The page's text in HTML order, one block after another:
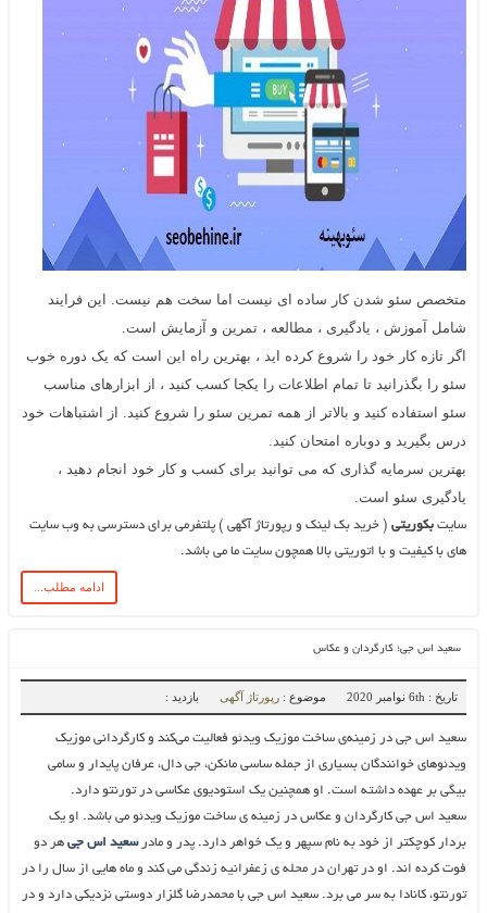
متخصص سئو شدن کار ساده ای نیست اما سخت هم نیست. این فرایند
شامل آموزش ، یادگیری ، مطالعه ، تمرین و آزمایش است.
اگر تازه کار خود را شروع کرده اید ، بهترین راه این است که یک دوره خوب
سئو را بگذرانید تا تمام اطلاعات را یکجا کسب کنید ، از ابزارهای مناسب
سئو استفاده کنید و بالاتر از همه تمرین سئو را شروع کنید. از اشتباهات خود
درس بگیرید و دوباره امتحان کنید.
بهترین سرمایه گذاری که می توانید برای کسب و کار خود انجام دهید ،
یادگیری سئو است.
سایت بکوریتی ( خرید بک لینک و رپورتاژ آگهی ) پلتفرمی برای دسترسی به وب سایت
های با کیفیت و با اتوریتی بالا همچون سایت ما می باشد.
ادامه مطلب...
سعید اس جی؛ کارگردان و عکاس
تاریخ : 6th نوامبر 2020 موضوع : رپورتاژ آگهی بازدید :
سعید اس جی در زمینه‌ی ساخت موزیک ویدئو فعالیت می‌کند و کارگردانی موزیک
ویدئوهای خوانندگان بسیاری از جمله ساسی مانکن، جی دال، عرفان پایدار و سامی
بیگی بر عهده داشته است. او همچنین یک استودیوی عکاسی در تورنتو دارد.
سعید اس جی کارگردان و عکاس در زمینه ی ساخت موزیک ویدئو می باشد. او یک
بردار کوچکتر از خود به نام سپهر و یک خواهر دارد. پدر و مادر سعید اس جیهر دو
فوت کرده اند. او در تهران در محله ی زعفرانیه زندگی می کند و ماه هایی از سال را در
تورنتو، کانادا به سر می برد. سعید اس جی با محمدرضا گلزار دوستی نزدیکی دارد و در